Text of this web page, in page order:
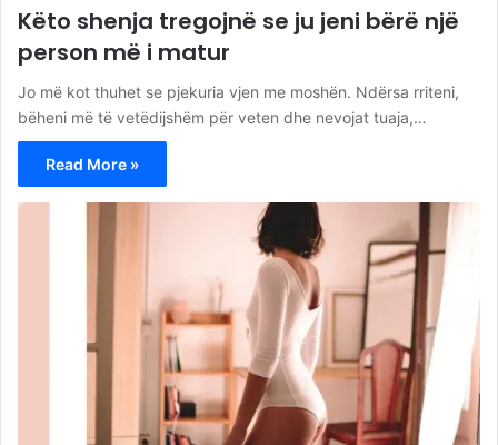
Këto shenja tregojnë se ju jeni bërë një
person më i matur
Jo më kot thuhet se pjekuria vjen me moshën. Ndërsa rriteni,
bëheni më të vetëdijshëm për veten dhe nevojat tuaja,…
Read More »